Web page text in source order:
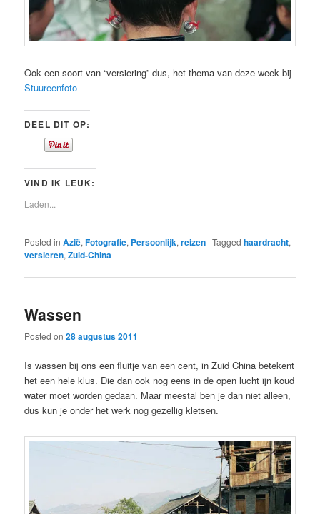
Ook een soort van “versiering” dus, het thema van deze week bij
Stuureenfoto
DEEL DIT OP:
VIND IK LEUK:
Laden...
Posted in Azië,Fotografie, Persoonlijk,reizen |Tagged haardracht,
versieren,Zuid-China
Wassen
Posted on28 augustus 2011
Is wassen bij ons een fluitje van een cent, in Zuid China betekent
het een hele klus. Die dan ook nog eens in de open lucht ijn koud
water moet worden gedaan. Maar meestal ben je dan niet alleen,
dus kun je onder het werk nog gezellig kletsen.